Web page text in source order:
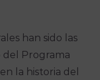
han sido las
del Programa
la historia del